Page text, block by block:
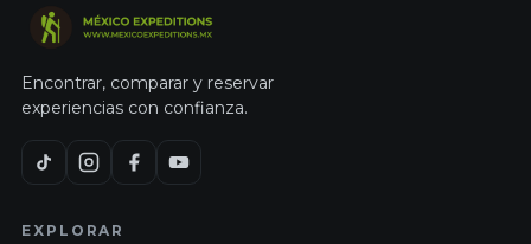
Encontrar, comparar y reservar
experiencias con confianza.
EXPLORAR